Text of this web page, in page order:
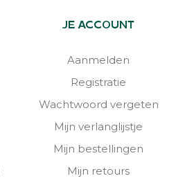
JE ACCOUNT
Aanmelden
Registratie
Wachtwoord vergeten
Mijn verlanglijstje
Mijn bestellingen
Mijn retours